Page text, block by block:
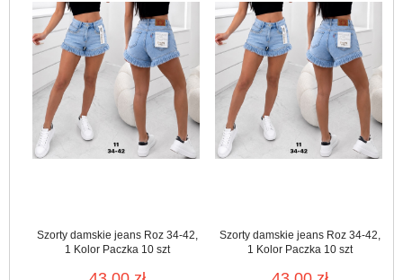
Szorty damskie jeans Roz 34-42,
1 Kolor Paczka 10 szt
Szorty damskie jeans Roz 34-42,
1 Kolor Paczka 10 szt